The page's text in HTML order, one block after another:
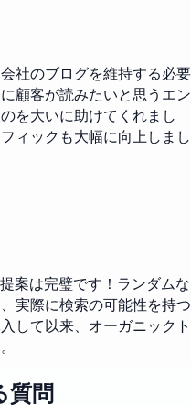
社のブログを維持する必要
顧客が読みたいと思うエン
を大いに助けてくれまし
ィックも大幅に向上しまし
案は完璧です！ランダムな
実際に検索の可能性を持つ
して以来、オーガニックト
質問